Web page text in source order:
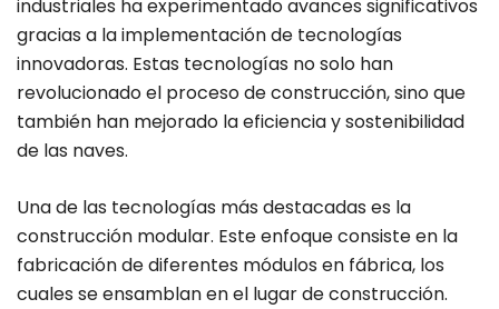
industriales ha experimentado avances significativos
gracias a la implementación de tecnologías
innovadoras. Estas tecnologías no solo han
revolucionado el proceso de construcción, sino que
también han mejorado la eficiencia y sostenibilidad
de las naves.
Una de las tecnologías más destacadas es la
construcción modular. Este enfoque consiste en la
fabricación de diferentes módulos en fábrica, los
cuales se ensamblan en el lugar de construcción.